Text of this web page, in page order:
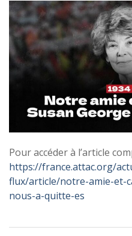
Pour accéder à l’article
https://france.attac.org/
flux/article/notre-amie-et-
nous-a-quitte-es